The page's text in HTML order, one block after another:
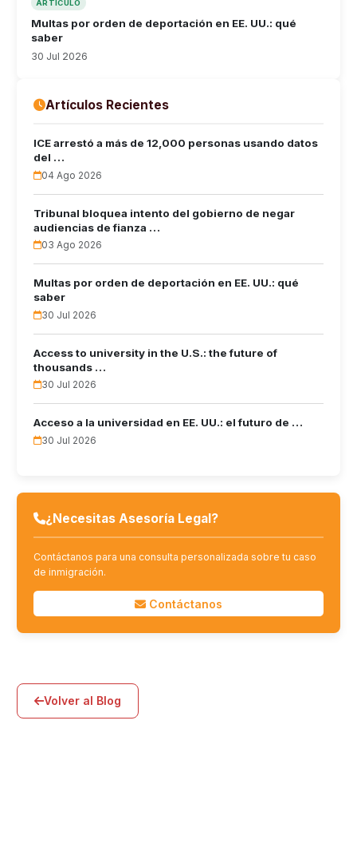
ARTÍCULO
Multas por orden de deportación en EE. UU.: qué
saber
30 Jul 2026
Artículos Recientes
ICE arrestó a más de 12,000 personas usando datos
del …
04 Ago 2026
Tribunal bloquea intento del gobierno de negar
audiencias de fianza …
03 Ago 2026
Multas por orden de deportación en EE. UU.: qué
saber
30 Jul 2026
Access to university in the U.S.: the future of
thousands …
30 Jul 2026
Acceso a la universidad en EE. UU.: el futuro de …
30 Jul 2026
¿Necesitas Asesoría Legal?
Contáctanos para una consulta personalizada sobre tu caso
de inmigración.
Contáctanos
Volver al Blog